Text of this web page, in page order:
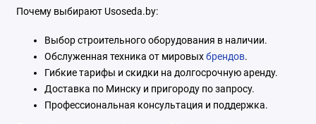
Почему выбирают Usoseda.by:
Выбор строительного оборудования в наличии.
Обслуженная техника от мировыхбрендов.
Гибкие тарифы и скидки на долгосрочную аренду.
Доставка по Минску и пригороду по запросу.
Профессиональная консультация и поддержка.